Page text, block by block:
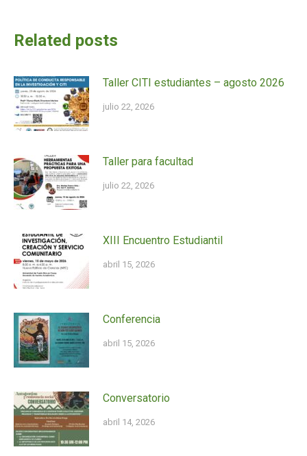
Related posts
Taller CITI estudiantes – agosto 2026
julio 22, 2026
Taller para facultad
julio 22, 2026
XIII Encuentro Estudiantil
abril 15, 2026
Conferencia
abril 15, 2026
Conversatorio
abril 14, 2026